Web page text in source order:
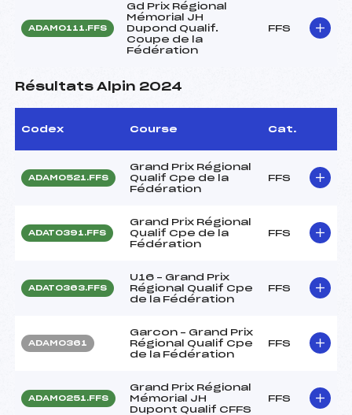
ADAM0111.FFS
Gd Prix Régional
Mémorial JH
Dupond Qualif.
Coupe de la
Fédération
FFS
Résultats Alpin 2024
Codex Course Cat.
ADAM0521.FFS
Grand Prix Régional
Qualif Cpe de la
Fédération
FFS
ADAT0391.FFS
Grand Prix Régional
Qualif Cpe de la
Fédération
FFS
ADAT0363.FFS
U16 – Grand Prix
Régional Qualif Cpe
de la Fédération
FFS
ADAM0361
Garcon – Grand Prix
Régional Qualif Cpe
de la Fédération
FFS
ADAM0251.FFS
Grand Prix Régional
Mémorial JH
Dupont Qualif CFFS
FFS